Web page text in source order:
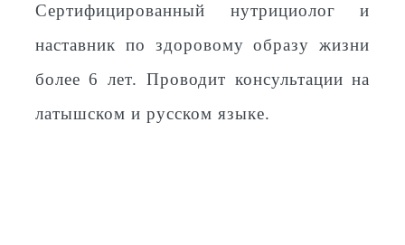
Сертифицированный нутрициолог и
наставник по здоровому образу жизни
более 6 лет. Проводит консультации на
латышском и русском языке.